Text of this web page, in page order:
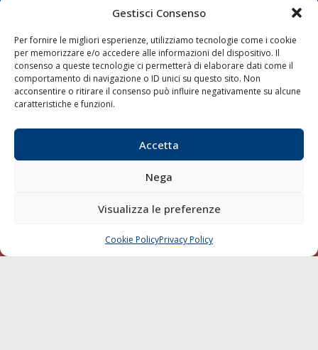
Gestisci Consenso
Per fornire le migliori esperienze, utilizziamo tecnologie come i cookie
per memorizzare e/o accedere alle informazioni del dispositivo. Il
consenso a queste tecnologie ci permetterà di elaborare dati come il
comportamento di navigazione o ID unici su questo sito. Non
acconsentire o ritirare il consenso può influire negativamente su alcune
caratteristiche e funzioni.
Accetta
Nega
Visualizza le preferenze
Cookie PolicyPrivacy Policy
Shipping
Porti/Interporti
Trasporti
Sostenibilità
Compagnie di Navigazione
Blue economy
Diporto
CHIAMA SCRIVI